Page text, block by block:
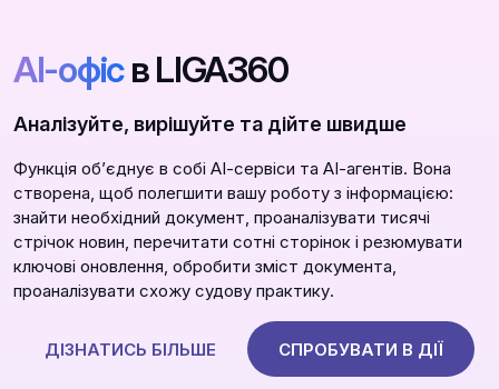
АІ-офісв LIGA360
Аналізуйте, вирішуйте та дійте швидше
Функція обʼєднує в собі АІ-сервіси та АІ-агентів. Вона
створена, щоб полегшити вашу роботу з інформацією:
знайти необхідний документ, проаналізувати тисячі
стрічок новин, перечитати сотні сторінок і резюмувати
ключові оновлення, обробити зміст документа,
проаналізувати схожу судову практику.
ДІЗНАТИСЬ БІЛЬШЕ СПРОБУВАТИ В ДІЇ